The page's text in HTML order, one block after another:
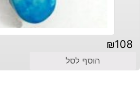
₪108
הוסף לסל